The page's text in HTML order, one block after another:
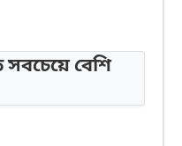
সবচেয়ে বেশি